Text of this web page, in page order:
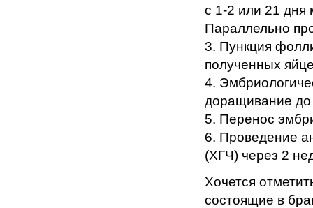
с 1-2 или 21 дня
Параллельно
3. Пункция
полученных
4.
доращивание до
5. Перенос
6. Проведение
(ХГЧ) через 2
Хочется
состоящие в